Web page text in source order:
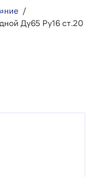
/
Ду65 Ру16 ст.20